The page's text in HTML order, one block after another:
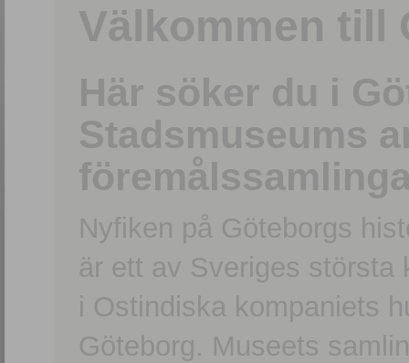
Välkommen till
Här söker du i
Stadsmuseums
Nyfiken på Göteborgs
är ett av Sveriges största
i Ostindiska kompaniets
Göteborg. Museets